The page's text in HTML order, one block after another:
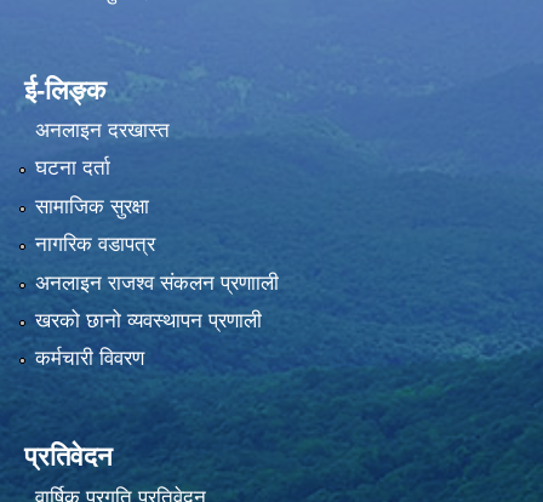
ई-लिङ्क
अनलाइन दरखास्त
घटना दर्ता
सामाजिक सुरक्षा
नागरिक वडापत्र
अनलाइन राजश्व संकलन प्रणााली
खरको छानो व्यवस्थापन प्रणाली
कर्मचारी विवरण
प्रतिवेदन
वार्षिक प्रगति प्रतिवेदन